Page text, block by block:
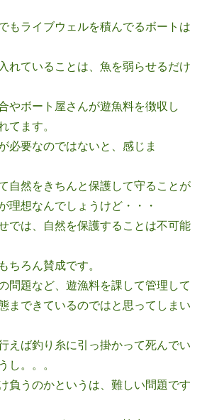
もライブウェルを積んでるボートは
れていることは、魚を弱らせるだけ
やボート屋さんが遊魚料を徴収し
てます。
必要なのではないと、感じま
自然をきちんと保護して守ることが
理想なんでしょうけど・・・
では、自然を保護することは不可能
ちろん賛成です。
問題など、遊漁料を課して管理して
まできているのではと思ってしまい
えば釣り糸に引っ掛かって死んでい
し。。。
負うのかというは、難しい問題です